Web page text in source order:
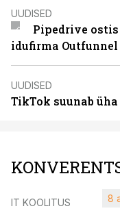
UUDISED
Pipedrive
idufirma Outfunnel
UUDISED
TikTok suunab
IT KOOLITUS 8